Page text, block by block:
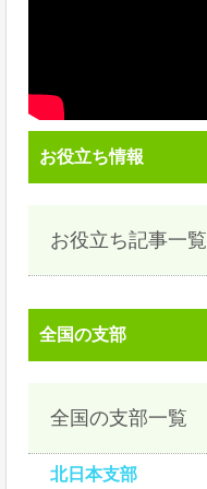
お役立ち情報
お役立ち記事一覧
全国の支部
全国の支部一覧
北日本支部